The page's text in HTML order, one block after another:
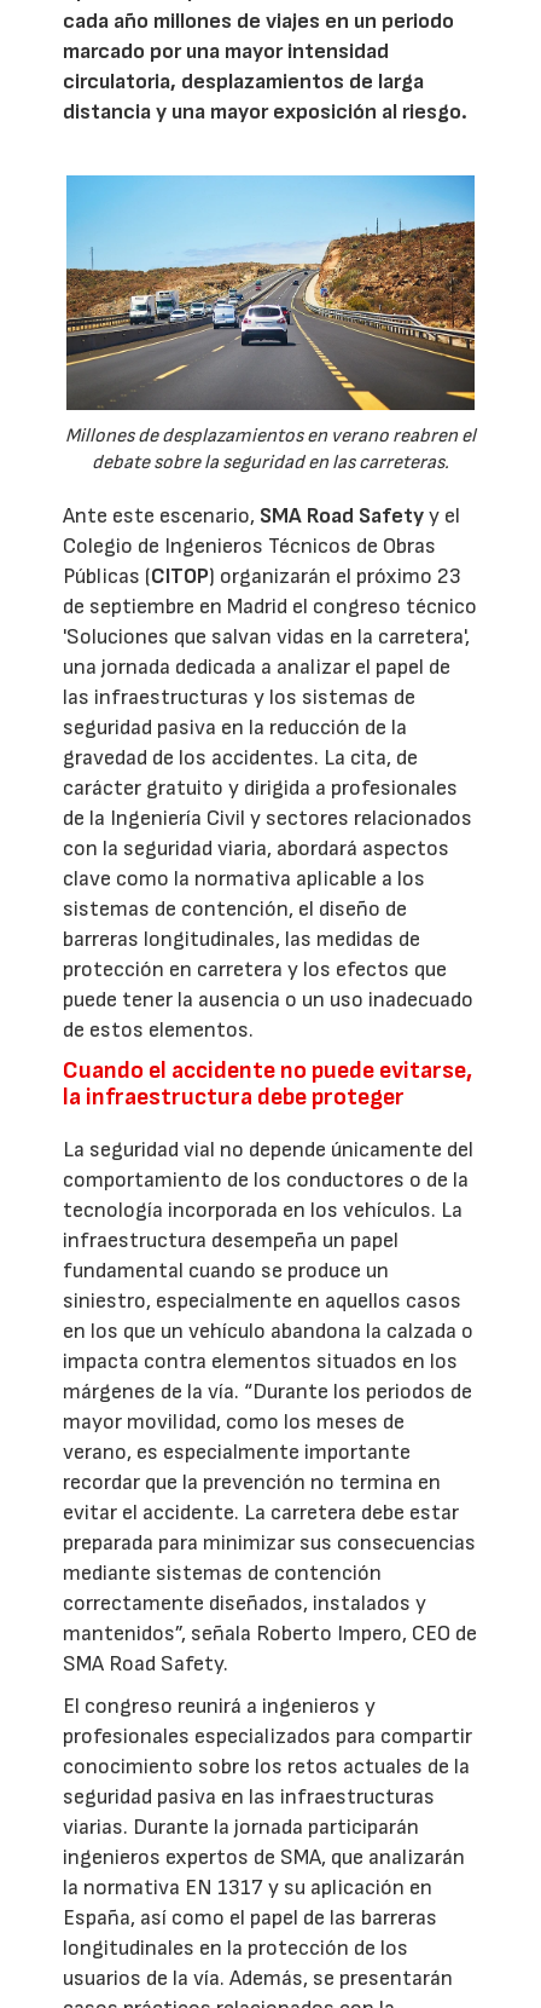
cada año millones de viajes en un periodo
marcado por una mayor intensidad
circulatoria, desplazamientos de larga
distancia y una mayor exposición al riesgo.
Millones de desplazamientos en verano reabren el
debate sobre la seguridad en las carreteras.
Ante este escenario, SMA Road Safetyy el
Colegio de Ingenieros Técnicos de Obras
Públicas (CITOP) organizarán el próximo 23
de septiembre en Madrid el congreso técnico
'Soluciones que salvan vidas en la carretera',
una jornada dedicada a analizar el papel de
las infraestructuras y los sistemas de
seguridad pasiva en la reducción de la
gravedad de los accidentes. La cita, de
carácter gratuito y dirigida a profesionales
de la Ingeniería Civil y sectores relacionados
con la seguridad viaria, abordará aspectos
clave como la normativa aplicable a los
sistemas de contención, el diseño de
barreras longitudinales, las medidas de
protección en carretera y los efectos que
puede tener la ausencia o un uso inadecuado
de estos elementos.
Cuando el accidente no puede evitarse,
la infraestructura debe proteger
La seguridad vial no depende únicamente del
comportamiento de los conductores o de la
tecnología incorporada en los vehículos. La
infraestructura desempeña un papel
fundamental cuando se produce un
siniestro, especialmente en aquellos casos
en los que un vehículo abandona la calzada o
impacta contra elementos situados en los
márgenes de la vía. “Durante los periodos de
mayor movilidad, como los meses de
verano, es especialmente importante
recordar que la prevención no termina en
evitar el accidente. La carretera debe estar
preparada para minimizar sus consecuencias
mediante sistemas de contención
correctamente diseñados, instalados y
mantenidos”, señala Roberto Impero, CEO de
SMA Road Safety.
El congreso reunirá a ingenieros y
profesionales especializados para compartir
conocimiento sobre los retos actuales de la
seguridad pasiva en las infraestructuras
viarias. Durante la jornada participarán
ingenieros expertos de SMA, que analizarán
la normativa EN 1317 y su aplicación en
España, así como el papel de las barreras
longitudinales en la protección de los
usuarios de la vía. Además, se presentarán